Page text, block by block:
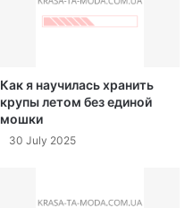
Как я научилась хранить
крупы летом без единой
мошки
30 July 2025